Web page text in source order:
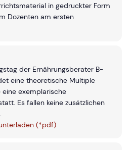
in gedruckter Form
Dozenten am ersten
der Ernährungsberater B-
eine theoretische Multiple
eine exemplarische
Es fallen keine zusätzlichen
(*pdf)